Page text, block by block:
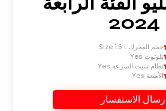
2024
حجم المحرك Size 1.5 L
بلوتوث Yes
نظام تثبيت السرعة Yes
الأمتعة Yes
الاستفسار